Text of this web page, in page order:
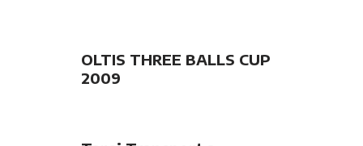
OLTIS THREE BALLS CUP
2009